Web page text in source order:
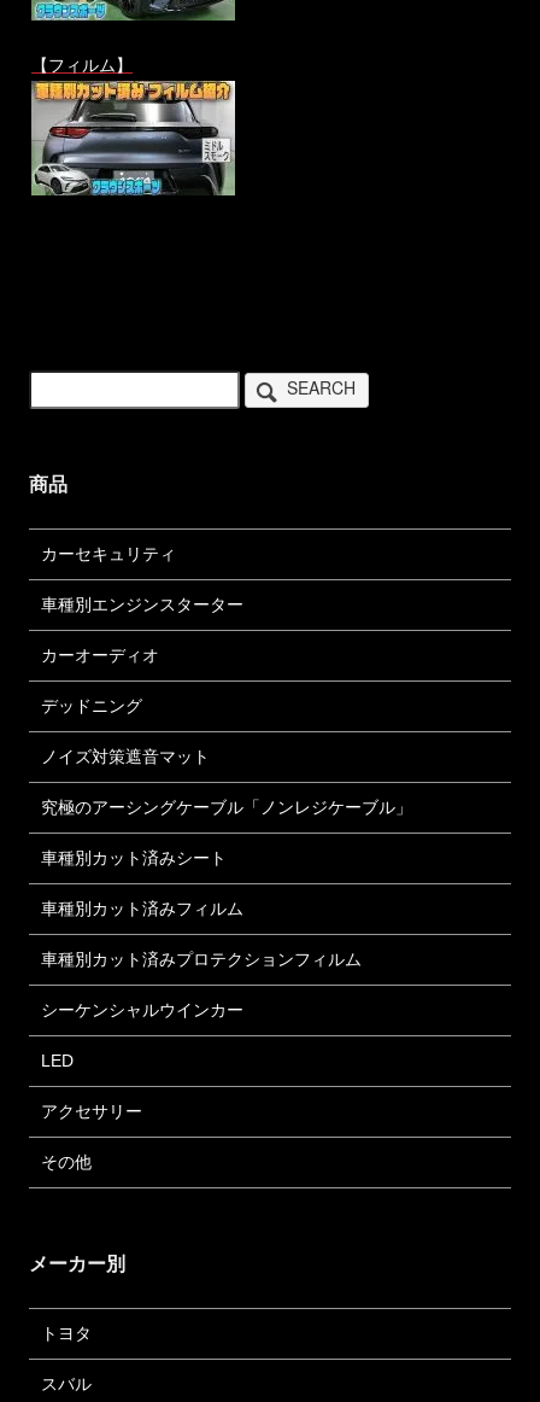
【フィルム】
SEARCH
商品
カーセキュリティ
車種別エンジンスターター
カーオーディオ
デッドニング
ノイズ対策遮音マット
究極のアーシングケーブル「ノンレジケーブル」
車種別カット済みシート
車種別カット済みフィルム
車種別カット済みプロテクションフィルム
シーケンシャルウインカー
LED
アクセサリー
その他
メーカー別
トヨタ
スバル